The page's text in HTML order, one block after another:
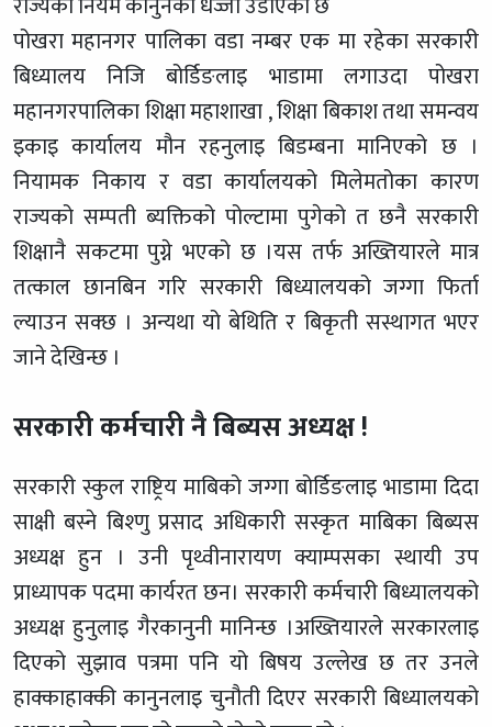
पोखरा महानगर पालिका वडा नम्बर एक मा रहेका सरकारी
बिध्यालय निजि बोर्डिङलाइ भाडामा लगाउदा पोखरा
महानगरपालिका शिक्षा महाशाखा , शिक्षा बिकाश तथा समन्वय
इकाइ कार्यालय मौन रहनुलाइ बिडम्बना मानिएको छ ।
नियामक निकाय र वडा कार्यालयको मिलेमतोका कारण
राज्यको सम्पती ब्यक्तिको पोल्टामा पुगेको त छनै सरकारी
शिक्षानै सकटमा पुग्ने भएको छ ।यस तर्फ अख्तियारले मात्र
तत्काल छानबिन गरि सरकारी बिध्यालयको जग्गा फिर्ता
ल्याउन सक्छ । अन्यथा यो बेथिति र बिकृती सस्थागत भएर
जाने देखिन्छ ।
सरकारी कर्मचारी नै बिब्यस अध्यक्ष !
सरकारी स्कुल राष्ट्रिय माबिको जग्गा बोर्डिङलाइ भाडामा दिदा
साक्षी बस्ने बिश्णु प्रसाद अधिकारी सस्कृत माबिका बिब्यस
अध्यक्ष हुन । उनी पृथ्वीनारायण क्याम्पसका स्थायी उप
प्राध्यापक पदमा कार्यरत छन। सरकारी कर्मचारी बिध्यालयको
अध्यक्ष हुनुलाइ गैरकानुनी मानिन्छ ।अख्तियारले सरकारलाइ
दिएको सुझाव पत्रमा पनि यो बिषय उल्लेख छ तर उनले
हाक्काहाक्की कानुनलाइ चुनौती दिएर सरकारी बिध्यालयको